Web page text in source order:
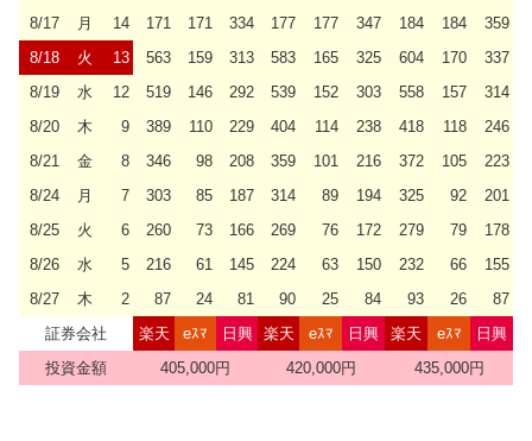
8/17
月 14 171 171 334 177 177 347 184 184
359
8/18
火 13 563 159 313 583 165 325 604 170
337
8/19
水 12 519 146 292 539 152 303 558 157
314
8/20
木 9 389 110 229 404 114 238 418 118
246
8/21
金 8 346 98 208 359 101 216 372 105
223
8/24
月 7 303 85 187 314 89 194 325 92
201
8/25
火 6 260 73 166 269 76 172 279 79
178
8/26
水 5 216 61 145 224 63 150 232 66
155
8/27
木 2 87 24 81 90 25 84 93 26
87
証券会社
楽天 eｽﾏ 日興 楽天 eｽﾏ 日興 楽天 eｽﾏ
日興
投資金額
405,000円 420,000円 435,000円